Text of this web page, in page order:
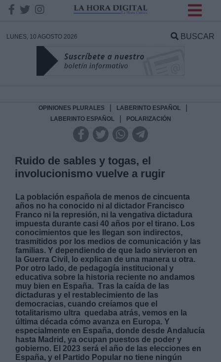
LUNES, 10 AGOSTO 2026 BUSCAR
OPINIONES PLURALES LABERINTO ESPAÑOL
LABERINTO ESPAÑOL POLARIZACIÓN
Ruido de sables y togas, el
involucionismo vuelve a rugir
La población española de menos de cincuenta
años no ha conocido ni al dictador Francisco
Franco ni la represión, ni la vengativa dictadura
impuesta durante casi 40 años por el tirano. Los
conocimientos que les llegan son indirectos,
trasmitidos por los medios de comunicación y las
familias. Y dependiendo de que lado sirvieron en
la Guerra Civil, lo explican de una manera u otra.
Por otro lado, de pedagogía institucional y
educativa sobre la historia reciente no andamos
muy bien en España. Tras la caída de las
dictaduras y el restablecimiento de las
democracias, cuando creíamos que el
totalitarismo ultra quedaba atrás, vemos en la
última década cómo avanza en Europa. Y
especialmente en España, donde desde Andalucía
hasta Madrid, ya ocupan puestos de poder y
gobierno. El 2023 será el año de las elecciones en
España, y el Partido Popular no tiene ningún
DATOS
Responsable:
Destinatarios:
Derechos:
link
Información adicional
link